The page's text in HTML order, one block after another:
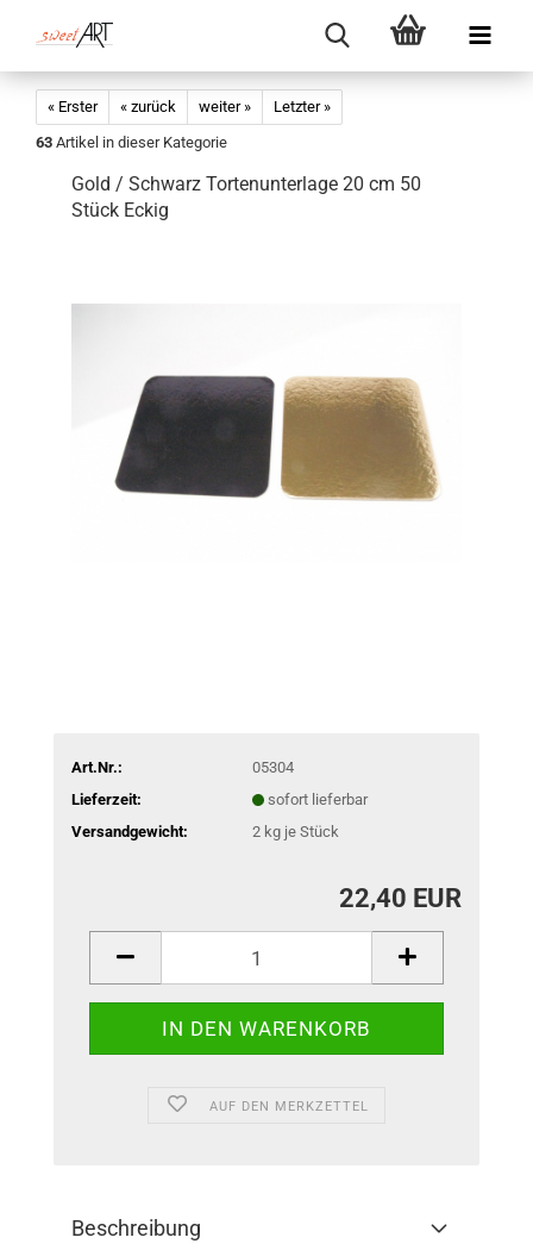
« Erster « zurück weiter »
Letzter »
63 Artikel in dieser Kategorie
Gold / Schwarz Tortenunterlage 20 cm 50
Stück Eckig
Art.Nr.:
05304
Lieferzeit:
sofort lieferbar
Versandgewicht:
2kg je Stück
22,40 EUR
AUF DEN MERKZETTEL
Beschreibung